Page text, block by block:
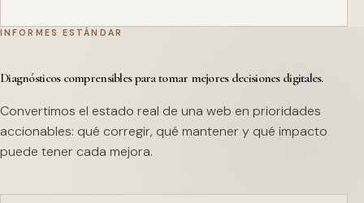
INFORMES ESTÁNDAR
Diagnósticos comprensibles para tomar mejores decisiones digitales.
Convertimos el estado real de una web en prioridades
accionables: qué corregir, qué mantener y qué impacto
puede tener cada mejora.